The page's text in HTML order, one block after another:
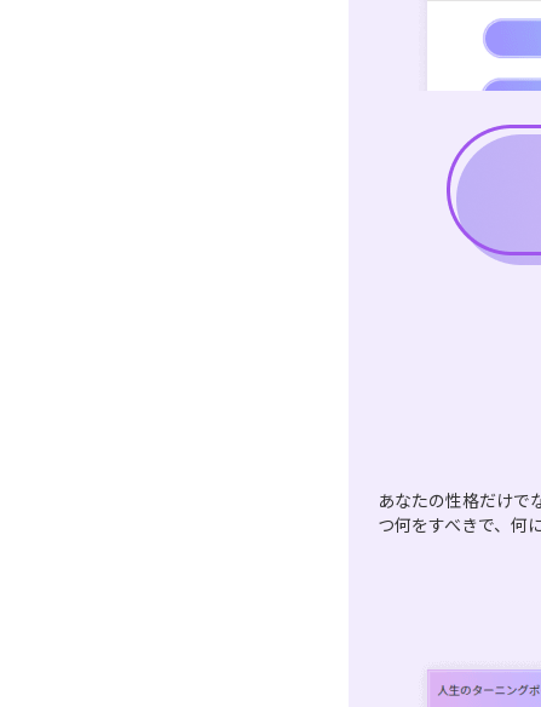
あなたの性格だけで
つ何をすべきで、何